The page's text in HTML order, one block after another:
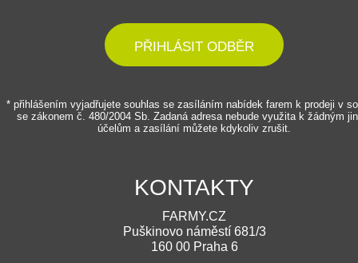
PŘIHLÁSIT ODBĚR
* přihlášením vyjadřujete souhlas se zasíláním nabídek farem k prodeji v
se zákonem č. 480/2004 Sb. Zadaná adresa nebude využita k žádným
účelům a zasílání můžete kdykoliv zrušit.
KONTAKTY
FARMY.CZ
Puškinovo náměstí 681/3
160 00 Praha 6